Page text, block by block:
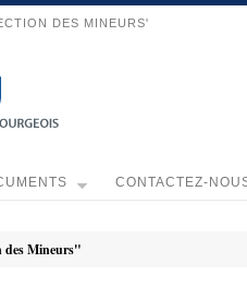
DES MINEURS'
CONTACTEZ-
des Mineurs"